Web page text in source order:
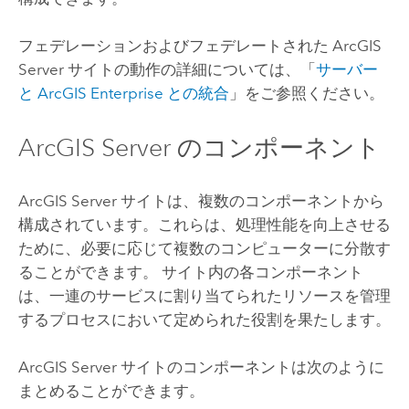
フェデレーションおよびフェデレートされた ArcGIS
Serverサイトの動作の詳細については、「 サーバー
と ArcGIS Enterprise との統合 」をご参照ください。
ArcGIS Serverのコンポーネント
ArcGIS Serverサイトは、複数のコンポーネントから
構成されています。これらは、処理性能を向上させる
ために、必要に応じて複数のコンピューターに分散す
ることができます。 サイト内の各コンポーネント
は、一連のサービスに割り当てられたリソースを管理
するプロセスにおいて定められた役割を果たします。
ArcGIS Serverサイトのコンポーネントは次のように
まとめることができます。